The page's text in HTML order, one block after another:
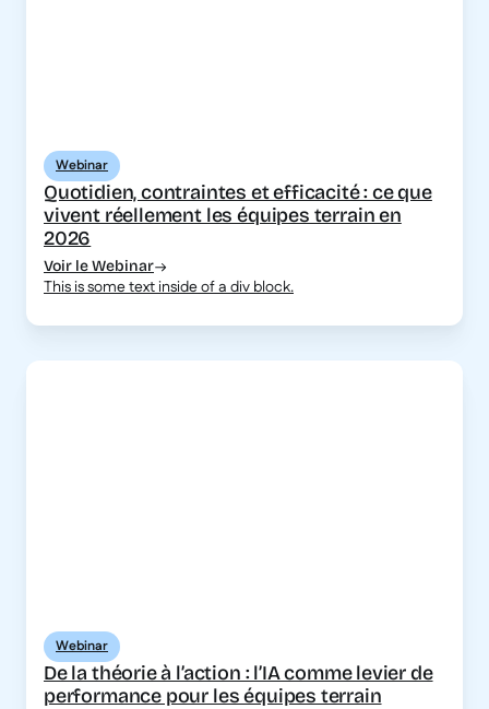
Webinar
Quotidien, contraintes et efficacité : ce que
vivent réellement les équipes terrain en
2026
Voir le Webinar
This is some text inside of a div block.
Webinar
De la théorie à l’action : l’IA comme levier de
performance pour les équipes terrain